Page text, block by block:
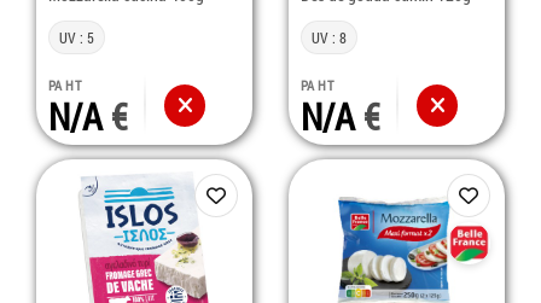
UV : 5
PA HT
N/A
UV : 8
PA HT
N/A